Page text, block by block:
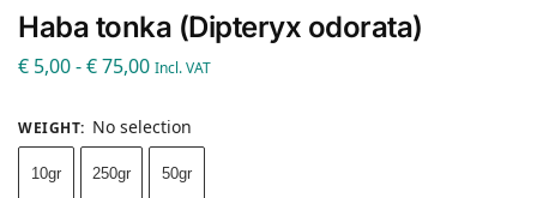
Haba tonka (Dipteryx odorata)
€ 5,00-€75,00 Incl. VAT
WEIGHT: No selection
10gr 250gr 50gr